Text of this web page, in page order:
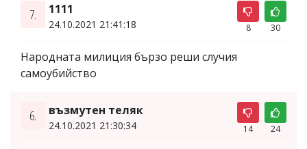
7. 1111
24.10.2021 21:41:18 8 30
Народната милиция бързо реши случия
самоубийство
6. възмутен теляк
24.10.2021 21:30:34 14 24